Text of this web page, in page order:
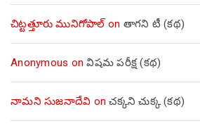
చిట్టత్తూరు మునిగోపాల్on తాగని టీ (కథ)
Anonymous onవిషమ పరీక్ష (క‌థ‌)
నామని సుజనాదేవి onచక్కని చుక్క (కథ)